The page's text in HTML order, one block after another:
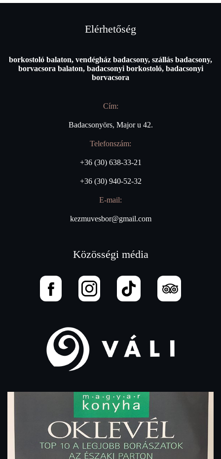
Elérhetőség
borkostoló balaton, vendégház badacsony, szállás badacsony,
borvacsora balaton, badacsonyi borkostoló, badacsonyi
borvacsora
Cím:
Badacsonyörs, Major u 42.
Telefonszám:
+36 (30) 638-33-21
+36 (30) 940-52-32
E-mail:
kezmuvesbor@gmail.com
Közösségi média